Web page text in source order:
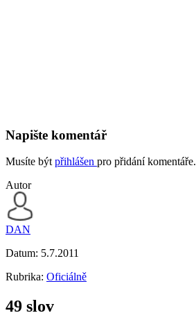
Napište komentář
Musíte být přihlášen pro přidání komentáře.
Autor
DAN
Datum: 5.7.2011
Rubrika: Oficiálně
49 slov